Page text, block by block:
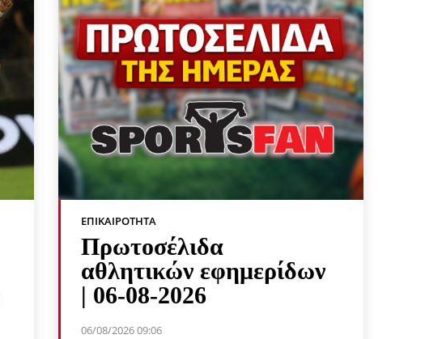
ΕΠΙΚΑΙΡΌΤΗΤΑ
Πρωτοσέλιδα
αθλητικών εφημερίδων
| 06-08-2026
06/08/2026 09:06